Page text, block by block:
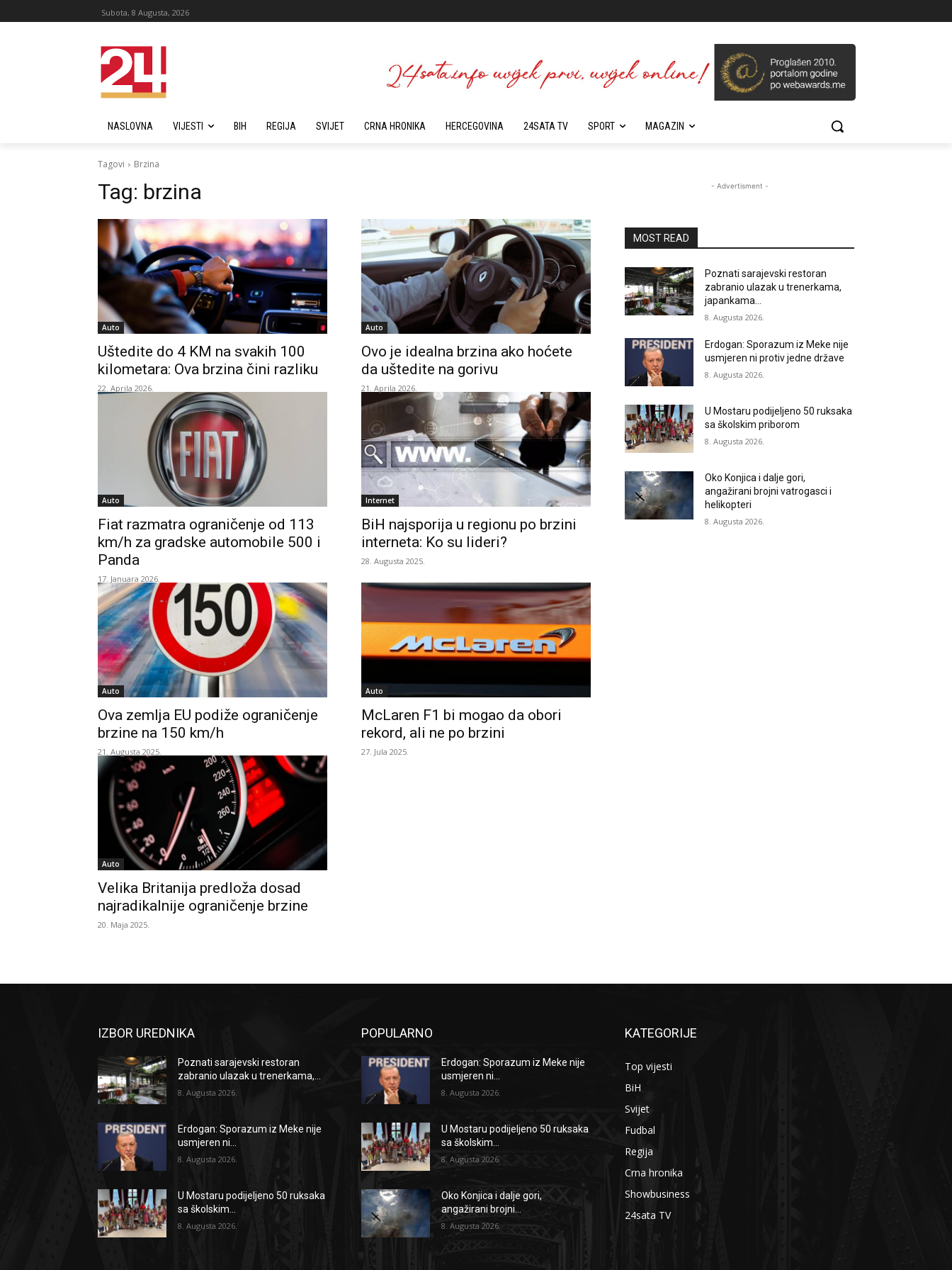
Subota, 8 Augusta, 2026
NASLOVNA VIJESTI BIH REGIJA SVIJET CRNA HRONIKA HERCEGOVINA 24SATA TV SPORT MAGAZIN
Tagovi Brzina
Tag: brzina
Auto
Uštedite do 4 KM na svakih 100
kilometara: Ova brzina čini razliku
22. Aprila 2026.
Auto
Ovo je idealna brzina ako hoćete
da uštedite na gorivu
21. Aprila 2026.
Auto
Fiat razmatra ograničenje od 113
km/h za gradske automobile 500 i
Panda
17. Januara 2026.
Internet
BiH najsporija u regionu po brzini
interneta: Ko su lideri?
28. Augusta 2025.
Auto
Ova zemlja EU podiže ograničenje
brzine na 150 km/h
21. Augusta 2025.
Auto
McLaren F1 bi mogao da obori
rekord, ali ne po brzini
27. Jula 2025.
Auto
Velika Britanija predloža dosad
najradikalnije ograničenje brzine
20. Maja 2025.
- Advertisment -
MOST READ
Poznati sarajevski restoran
zabranio ulazak u trenerkama,
japankama…
8. Augusta 2026.
Erdogan: Sporazum iz Meke nije
usmjeren ni protiv jedne države
8. Augusta 2026.
U Mostaru podijeljeno 50 ruksaka
sa školskim priborom
8. Augusta 2026.
Oko Konjica i dalje gori,
angažirani brojni vatrogasci i
helikopteri
8. Augusta 2026.
IZBOR UREDNIKA
Poznati sarajevski restoran
zabranio ulazak u trenerkama,...
8. Augusta 2026.
Erdogan: Sporazum iz Meke nije
usmjeren ni...
8. Augusta 2026.
U Mostaru podijeljeno 50 ruksaka
sa školskim...
8. Augusta 2026.
POPULARNO
Erdogan: Sporazum iz Meke nije
usmjeren ni...
8. Augusta 2026.
U Mostaru podijeljeno 50 ruksaka
sa školskim...
8. Augusta 2026.
Oko Konjica i dalje gori,
angažirani brojni...
8. Augusta 2026.
KATEGORIJE
Top vijesti
BiH
Svijet
Fudbal
Regija
Crna hronika
Showbusiness
24sata TV